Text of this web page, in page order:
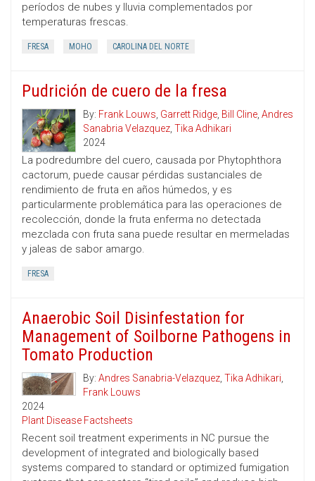
períodos de nubes y lluvia complementados por
temperaturas frescas.
FRESA MOHO CAROLINA DEL NORTE
Pudrición de cuero de la fresa
By: Frank Louws, Garrett Ridge, Bill Cline, Andres
Sanabria Velazquez, Tika Adhikari
2024
La podredumbre del cuero, causada por Phytophthora
cactorum, puede causar pérdidas sustanciales de
rendimiento de fruta en años húmedos, y es
particularmente problemática para las operaciones de
recolección, donde la fruta enferma no detectada
mezclada con fruta sana puede resultar en mermeladas
y jaleas de sabor amargo.
FRESA
Anaerobic Soil Disinfestation for
Management of Soilborne Pathogens in
Tomato Production
By: Andres Sanabria-Velazquez, Tika Adhikari,
Frank Louws
2024
Plant Disease Factsheets
Recent soil treatment experiments in NC pursue the
development of integrated and biologically based
systems compared to standard or optimized fumigation